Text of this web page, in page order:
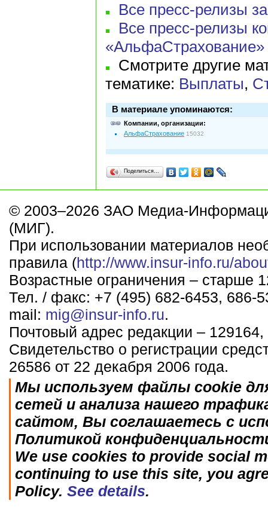
Все пресс-релизы
Все пресс-релизы
«АльфаСтрахование»
Смотрите другие
тематике: Выплаты,
В материале упоминаются:
Компании, организации:
АльфаСтрахование 15032
Поделиться…
© 2003–2026 ЗАО Медиа-
(МИГ).
При использовании материалов
правила (http://www.insur-info.ru/
Возрастные ограничения – старше
Тел. / факс: +7 (495) 682-6453, 686-
mail: mig@insur-info.ru.
Почтовый адрес редакции –
Свидетельство о регистрации
26586 от 22 декабря 2006 года.
Мы используем файлы cookie
сетей и анализа нашего
сайтом, Вы соглашаетесь с
Политикой
We use cookies to provide social
continuing to use this site, you
Policy. See details.